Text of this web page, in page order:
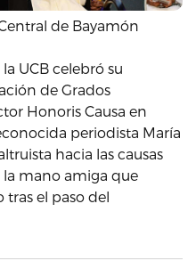
de Bayamón
UCB celebró su
de Grados
Honoris Causa en
periodista María
hacia las causas
la mano amiga que
tras el paso del